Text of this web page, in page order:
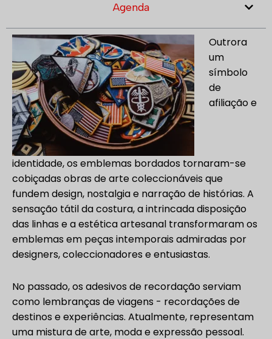
Agenda
Outrora
um
símbolo
de
afiliação e
identidade, os emblemas bordados tornaram-se
cobiçadas obras de arte coleccionáveis que
fundem design, nostalgia e narração de histórias. A
sensação tátil da costura, a intrincada disposição
das linhas e a estética artesanal transformaram os
emblemas em peças intemporais admiradas por
designers, coleccionadores e entusiastas.
No passado, os adesivos de recordação serviam
como lembranças de viagens - recordações de
destinos e experiências. Atualmente, representam
uma mistura de arte, moda e expressão pessoal.